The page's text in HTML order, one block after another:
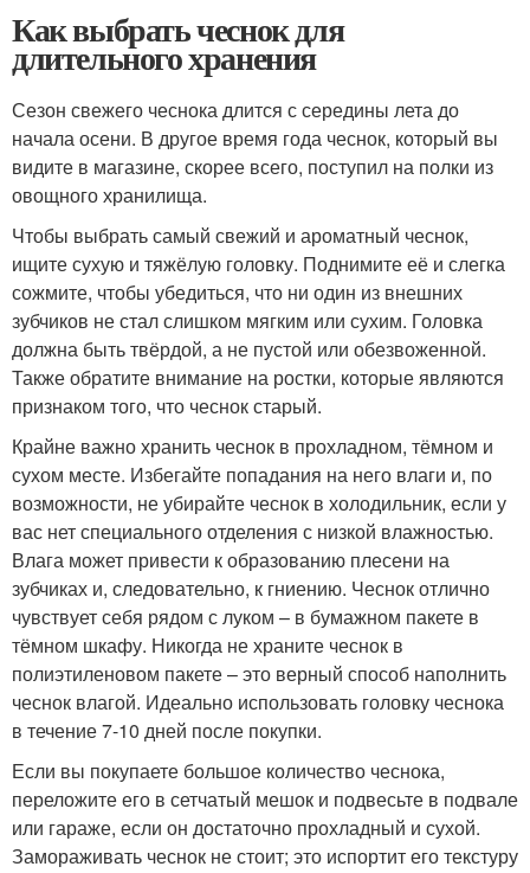
Как выбрать чеснок для
длительного хранения
Сезон свежего чеснока длится с середины лета до
начала осени. В другое время года чеснок, который вы
видите в магазине, скорее всего, поступил на полки из
овощного хранилища.
Чтобы выбрать самый свежий и ароматный чеснок,
ищите сухую и тяжёлую головку. Поднимите её и слегка
сожмите, чтобы убедиться, что ни один из внешних
зубчиков не стал слишком мягким или сухим. Головка
должна быть твёрдой, а не пустой или обезвоженной.
Также обратите внимание на ростки, которые являются
признаком того, что чеснок старый.
Крайне важно хранить чеснок в прохладном, тёмном и
сухом месте. Избегайте попадания на него влаги и, по
возможности, не убирайте чеснок в холодильник, если у
вас нет специального отделения с низкой влажностью.
Влага может привести к образованию плесени на
зубчиках и, следовательно, к гниению. Чеснок отлично
чувствует себя рядом с луком – в бумажном пакете в
тёмном шкафу. Никогда не храните чеснок в
полиэтиленовом пакете – это верный способ наполнить
чеснок влагой. Идеально использовать головку чеснока
в течение 7-10 дней после покупки.
Если вы покупаете большое количество чеснока,
переложите его в сетчатый мешок и подвесьте в подвале
или гараже, если он достаточно прохладный и сухой.
Замораживать чеснок не стоит; это испортит его текстуру